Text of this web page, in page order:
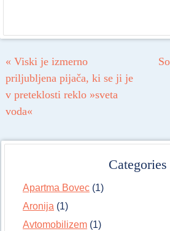
Post navigation
« Viski je izmerno
priljubljena pijača, ki se ji je
v preteklosti reklo »sveta
voda«
Categories
Apartma Bovec (1)
Aronija (1)
Avtomobilizem (1)